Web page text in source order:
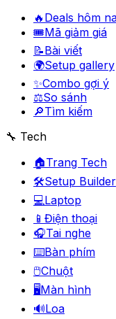
🔥 Deals hôm
🎟Mã giảm giá
📝Bài viết
🌍Setup gallery
✨Combo gợi ý
⚖️So sánh
🔎Tìm kiếm
🔧 Tech
🏠Trang Tech
🛠️Setup Builder
💻Laptop
📱 Điện thoại
🎧Tai nghe
⌨️Bàn phím
🖱️Chuột
🖥️Màn hình
🔊Loa